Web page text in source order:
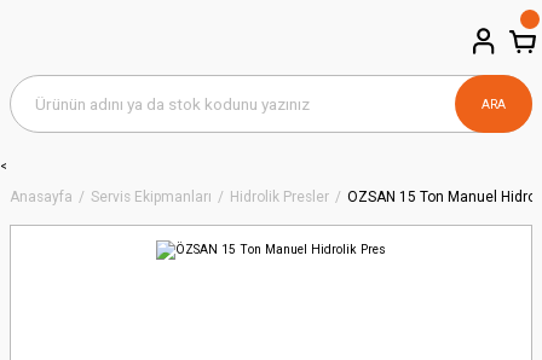
ARA
<
Anasayfa Servis Ekipmanları Hidrolik Presler ÖZSAN 15 Ton Manuel